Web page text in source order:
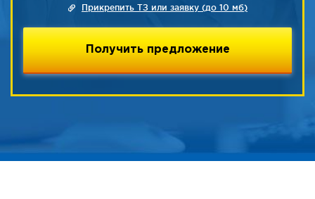
Прикрепить ТЗ или заявку (до 10 мб)